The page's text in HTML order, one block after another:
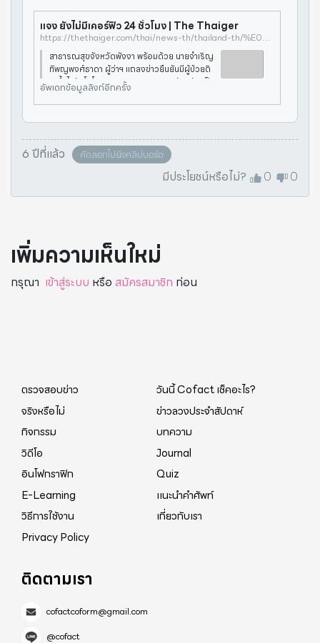
แจง ยังไม่มีเคอร์ฟิว 24 ชั่วโมง | The Thaiger
https://thethaiger.com/thai/news-th/thailand-th/%E0%B9%80%E0%B8%95%E0%B8%A3%E0%B8%B5%E0%B8%A2%E0%B8%A1-%E0%B9%80%E0%B8%84%E0%B8%AD%E0%B8%A3%E0%B9%8C%E0%B8%9F%E0%B8%B4%E0%B8%A7-24-%E0%B8%8A%E0%B8%B1%E0%B9%88%E0%B8%A7%E0%B9%82%E0%B8%A1%E0%B8%87-%E0%B8%A1%E0%B8%AB%E0%B8%B2%E0%B8%94%E0%B9%84%E0%B8%97%E0%B8%A2-%E0%B8%A2%E0%B9%89%E0%B8%B3%E0%B8%97%E0%B8%B8%E0%B8%81%E0%B8%88%E0%B8%B1%E0%B8%87%E0%B8%AB%E0%B8%A7%E0%B8%B1%E0%B8%94-%E0%B8%9E%E0%B8%A3%E0%B9%89%E0%B8%AD%E0%B8%A1%E0%B8%A2%E0%B8%81%E0%B8%A3%E0%B8%B0%E0%B8%94%E0%B8%B1%E0%B8%9A%E0%B8%AA%E0%B8%B9%E0%B9%89-%E0%B9%84%E0%B8%A7%E0%B8%A3%E0%B8%B1%E0%B8%AA%E0%B9%82%E0%B8%84%E0%B8%A7%E0%B8%B4%E0%B8%94-19
สาธารณสุขจังหวัดพังงา พร้อมด้วย นายจำเริญ
ทิพญพงศ์ธาดา ผู้ว่าฯ แถลงข่าวยืนยันมีผู้ป่วยติ
ดเชื้อไวรัสโคโรนา 2019 รายแรกของจังหวัด เป็
นเด็กชายอายุเพียง 8 ปีเท่านั้น!วันที่ 9 เมษายน เว
ลา 11.00 น. นายจำเริ
อัพเดทข้อมูลลิงก์อีกครั้ง
6 ปีที่แล้ว คัดลอกไปยังคลิปบอร์ด
มีประโยชน์หรือไม่? 0 0
เพิ่มความเห็นใหม่
กรุณา เข้าสู่ระบบ หรือ สมัครสมาชิก ก่อน
ตรวจสอบข่าว
วันนี้ Cofact เช็คอะไร?
จริงหรือไม่
ข่าวลวงประจำสัปดาห์
กิจกรรม
บทความ
วิดีโอ
Journal
อินโฟกราฟิก
Quiz
E-Learning
แนะนำคำศัพท์
วิธีการใช้งาน
เกี่ยวกับเรา
Privacy Policy
ติดตามเรา
cofactcoform@gmail.com
@cofact